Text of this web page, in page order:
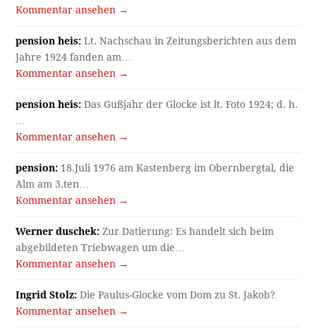
Kommentar ansehen →
pension heis: Lt. Nachschau in Zeitungsberichten aus dem
Jahre 1924 fanden am…
Kommentar ansehen →
pension heis: Das Gußjahr der Glocke ist lt. Foto 1924; d. h.
Kommentar ansehen →
pension: 18.Juli 1976 am Kastenberg im Obernbergtal, die
Alm am 3.ten…
Kommentar ansehen →
Werner duschek: Zur Datierung: Es handelt sich beim
abgebildeten Triebwagen um die…
Kommentar ansehen →
Ingrid Stolz: Die Paulus-Glocke vom Dom zu St. Jakob?
Kommentar ansehen →